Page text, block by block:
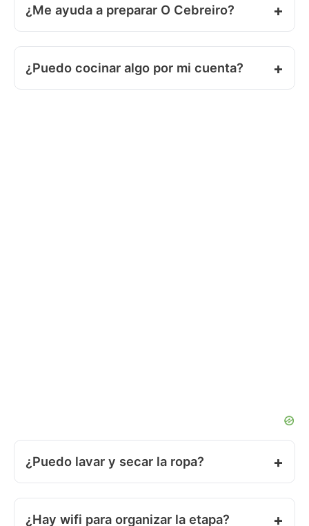
¿Me ayuda a preparar O Cebreiro?
¿Puedo cocinar algo por mi cuenta?
¿Puedo lavar y secar la ropa?
¿Hay wifi para organizar la etapa?